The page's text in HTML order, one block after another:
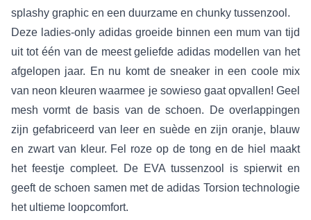
splashy graphic en een duurzame en chunky tussenzool.
Deze ladies-only adidas groeide binnen een mum van tijd
uit tot één van de meest geliefde adidas modellen van het
afgelopen jaar. En nu komt de sneaker in een coole mix
van neon kleuren waarmee je sowieso gaat opvallen! Geel
mesh vormt de basis van de schoen. De overlappingen
zijn gefabriceerd van leer en suède en zijn oranje, blauw
en zwart van kleur. Fel roze op de tong en de hiel maakt
het feestje compleet. De EVA tussenzool is spierwit en
geeft de schoen samen met de adidas Torsion technologie
het ultieme loopcomfort.